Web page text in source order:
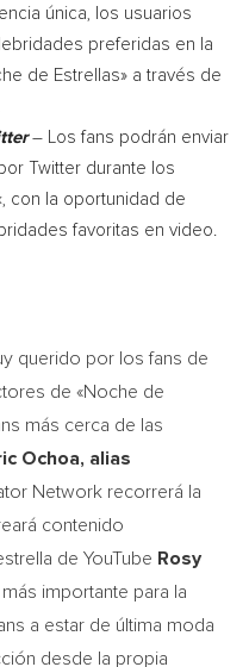
única, los usuarios
preferidas en la
de Estrellas» a través de
– Los fans podrán enviar
Twitter durante los
con la oportunidad de
favoritas en video.
querido por los fans de
de «Noche de
más cerca de las
Ochoa, alias
Network recorrerá la
contenido
de YouTube Rosy
importante para la
a estar de última moda
desde la propia